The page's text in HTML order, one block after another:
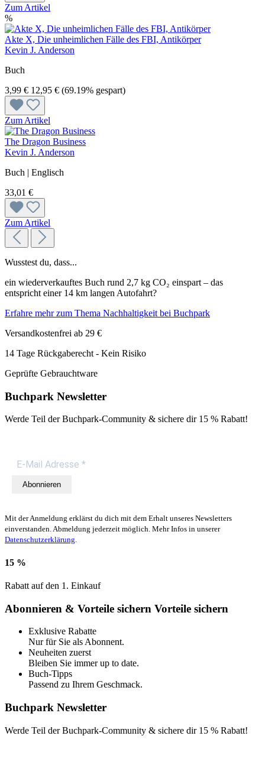
Zum Artikel
%
Akte X, Die unheimlichen Fälle des FBI, Antikörper
Kevin J. Anderson
Buch
3,99 € 12,95 € (69.19% gespart)
Zum Artikel
The Dragon Business
Kevin J. Anderson
Buch | Englisch
33,01 €
Zum Artikel
Wusstest du, dass...
ein wiederverkauftes Buch rund 2,7 kg CO₂ einspart – das
entspricht einer 14 km langen Autofahrt?
Erfahre mehr zum Thema Nachhaltigkeit bei Buchpark
Versandkostenfrei ab 29 €
14 Tage Rückgaberecht - Kein Risiko
Geprüfte Gebrauchtware
Buchpark Newsletter
Werde Teil der Buchpark-Community & sichere dir 15 % Rabatt!
Abonnieren
Mit der Anmeldung erklärst du dich mit dem Erhalt unseres Newsletters
einverstanden. Abmeldung jederzeit möglich. Mehr Infos in unserer
Datenschutzerklärung.
15 %
Rabatt auf den 1. Einkauf
Abonnieren & Vorteile sichern Vorteile sichern
Exklusive Rabatte
Nur für Sie als Abonnent.
Neuheiten zuerst
Bleiben Sie immer up to date.
Buch-Tipps
Passend zu Ihrem Geschmack.
Buchpark Newsletter
Werde Teil der Buchpark-Community & sichere dir 15 % Rabatt!